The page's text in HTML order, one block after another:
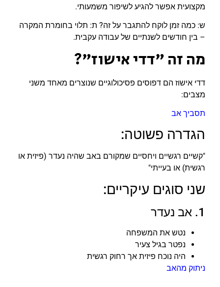
מקצועית אפשר להגיע לשיפור משמעותי.
ש: כמה זמן לוקח להתגבר על זה? ת: תלוי בחומרת המקרה
– בין חודשים לשנתיים של עבודה עקבית.
מה זה "דדי אישוז"?
דדי אישוז הם דפוסים פסיכולוגיים שנוצרים מאחד משני
מצבים:
תסביך אב
הגדרה פשוטה:
"קשיים רגשיים ויחסיים שמקורם באב שהיה נעדר (פיזית או
רגשית) או בעייתי"
שני סוגים עיקריים:
1. אב נעדר
נטש את המשפחה
נפטר בגיל צעיר
היה נוכח פיזית אך רחוק רגשית
ניתוק מהאב